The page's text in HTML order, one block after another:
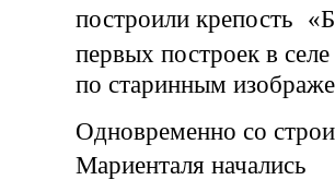
построили крепость
первых построек в
по старинным
Одновременно со
Мариенталя начались